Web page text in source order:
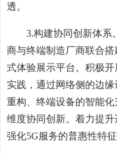
透。
3.构建协同创新体系
商与终端制造厂商联合
式体验展示平台。积极
实践，通过网络侧的边
重构、终端设备的智能
维度协同创新。着力提升
强化5G服务的普惠性特征